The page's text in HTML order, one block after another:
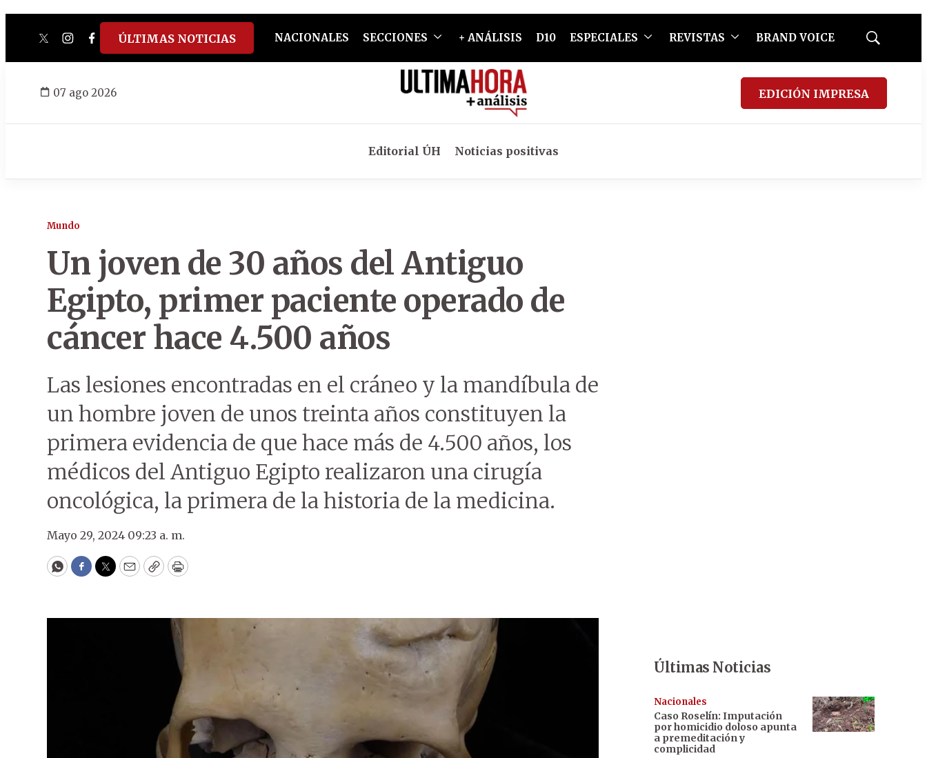
twitterinstagram
facebook
tiktokyoutube
spotify
ÚLTIMAS NOTICIAS NACIONALES SECCIONES + ANÁLISIS D10 ESPECIALES REVISTAS BRAND VOICE
Mostrar
07 ago 2026 EDICIÓN IMPRESA
Editorial ÚH Noticias positivas
Mundo
Un joven de 30 años del Antiguo
Egipto, primer paciente operado de
cáncer hace 4.500 años
Las lesiones encontradas en el cráneo y la mandíbula de
un hombre joven de unos treinta años constituyen la
primera evidencia de que hace más de 4.500 años, los
médicos del Antiguo Egipto realizaron una cirugía
oncológica, la primera de la historia de la medicina.
Mayo 29, 2024 09:23 a. m.
WhatsApp
Facebook
Twitter
EmailCopyPrint
Últimas Noticias
Nacionales
Caso Roselín: Imputación
por homicidio doloso apunta
a premeditación y
complicidad